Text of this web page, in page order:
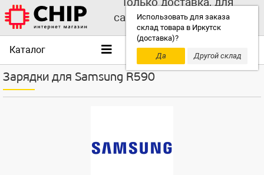
Использовать для заказа
склад товара в Иркутск
(доставка)?
Да
Другой склад
самовывоза выбирайте
другой склад!
Каталог
Зарядки для Samsung R590